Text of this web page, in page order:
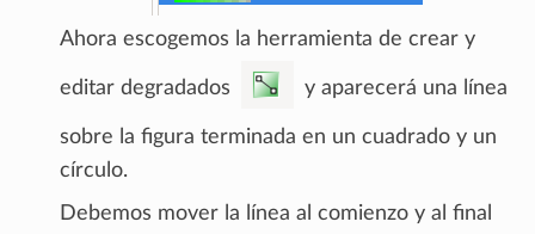
Ahora escogemos la herramienta de crear y
editar degradados y aparecerá una línea
sobre la figura terminada en un cuadrado y un
círculo.
Debemos mover la línea al comienzo y al final